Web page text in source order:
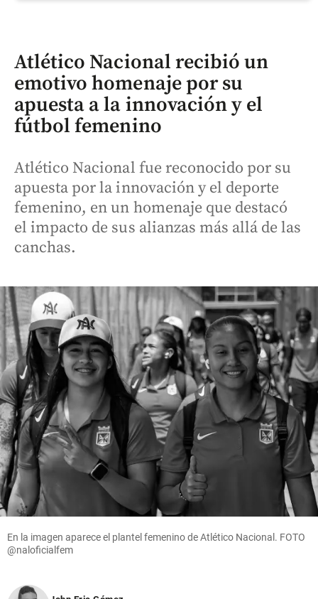
Atlético Nacional recibió un
emotivo homenaje por su
apuesta a la innovación y el
fútbol femenino
Atlético Nacional fue reconocido por su
apuesta por la innovación y el deporte
femenino, en un homenaje que destacó
el impacto de sus alianzas más allá de las
canchas.
En la imagen aparece el plantel femenino de Atlético Nacional. FOTO
@naloficialfem